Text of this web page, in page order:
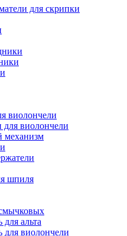
для скрипки
виолончели
виолончели
механизм
шпиля
альта
для виолончели